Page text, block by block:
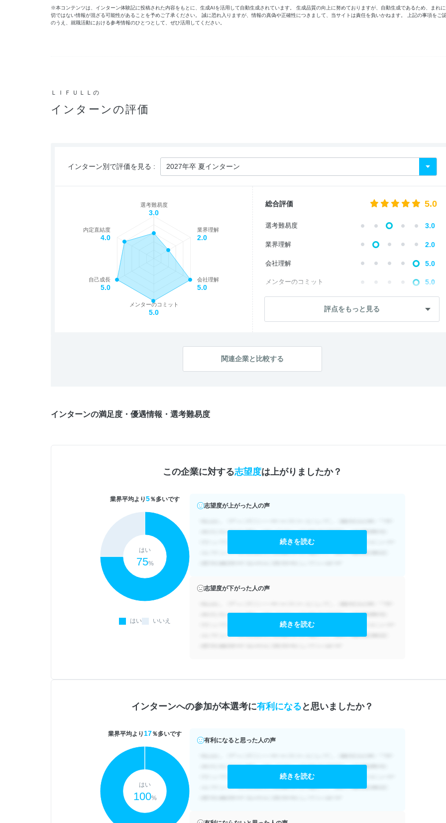
※本コンテンツは、インターン体験記に投稿された内容をもとに、生成AIを活用して自動生成されています。 生成品質の向上に努めておりますが、自動生成であるため、まれ
切ではない情報が混ざる可能性があることを予めご了承ください。 誠に恐れ入りますが、情報の真偽や正確性につきまして、当サイトは責任を負いかねます。 上記の事項をご
のうえ、就職活動における参考情報のひとつとして、ぜひ活用してください。
ＬＩＦＵＬＬの
インターンの評価
インターン別で評価を見る :
評点をもっと見る
選考難易度
3.0
業界理解
2.0
会社理解
5.0
メンターのコミット
5.0
自己成長
5.0
内定直結度
4.0
総合評価 5.0
選考難易度 3.0
業界理解 2.0
会社理解 5.0
メンターのコミット 5.0
内定直結度 4.0
テーマの面白さ
関連企業と比較する
インターンの満足度・優遇情報・選考難易度
この企業に対する志望度は上がりましたか？
業界平均より5％多いです
はい
75%
はい いいえ
志望度が上がった人の声
続きを読む
志望度が下がった人の声
続きを読む
インターンへの参加が本選考に有利になる と思いましたか？
業界平均より 17％多いです
はい
100%
有利になると思った人の声
続きを読む